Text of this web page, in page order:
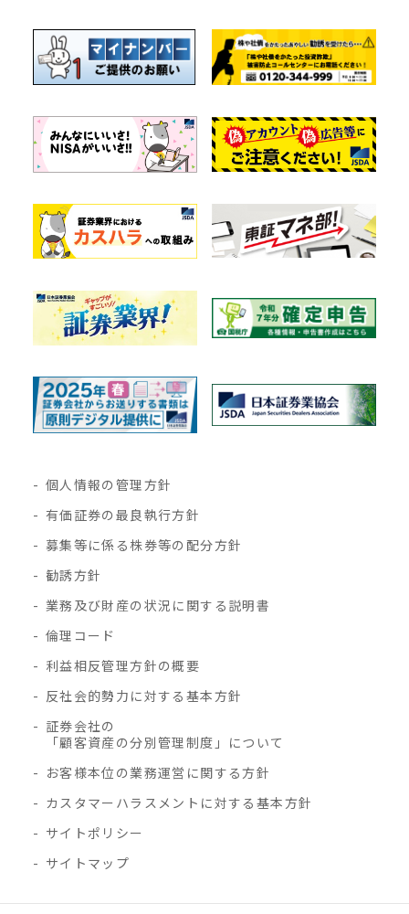
個人情報の管理方針
有価証券の最良執行方針
募集等に係る株券等の配分方針
勧誘方針
業務及び財産の状況に関する説明書
倫理コード
利益相反管理方針の概要
反社会的勢力に対する基本方針
証券会社の
「顧客資産の分別管理制度」について
お客様本位の業務運営に関する方針
カスタマーハラスメントに対する基本方針
サイトポリシー
サイトマップ